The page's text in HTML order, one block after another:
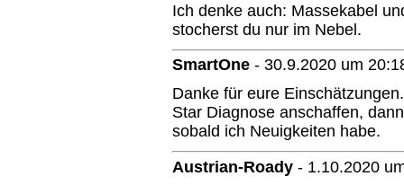
Ich denke auch: Massekabel
stocherst du nur im Nebel.
SmartOne - 30.9.2020 um
Danke für eure
Star Diagnose anschaffen,
sobald ich Neuigkeiten habe.
Austrian-Roady - 1.10.2020